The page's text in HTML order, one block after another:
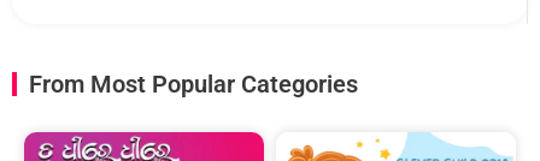
From Most Popular Categories